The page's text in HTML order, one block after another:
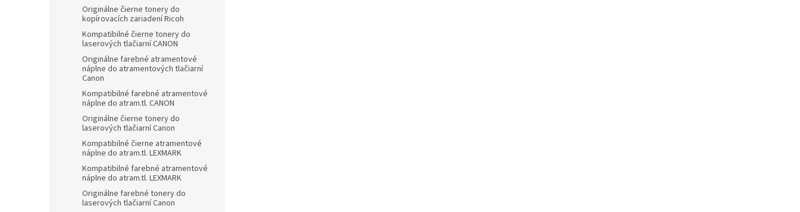
Originálne čierne tonery do
kopírovacích zariadení Ricoh
Kompatibilné čierne tonery do
laserových tlačiarní CANON
Originálne farebné atramentové
náplne do atramentových tlačiarní
Canon
Kompatibilné farebné atramentové
náplne do atram.tl. CANON
Originálne čierne tonery do
laserových tlačiarní Canon
Kompatibilné čierne atramentové
náplne do atram.tl. LEXMARK
Kompatibilné farebné atramentové
náplne do atram.tl. LEXMARK
Originálne farebné tonery do
laserových tlačiarní Canon